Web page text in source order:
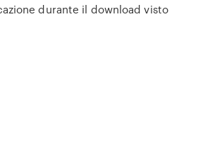
durante il download visto